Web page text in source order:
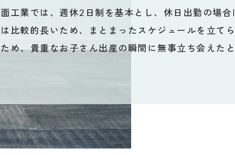
面工業では、週休2日制を基本とし、休日出勤の場
は比較的長いため、まとまったスケジュールを立て
ため、貴重なお子さん出産の瞬間に無事立ち会えた